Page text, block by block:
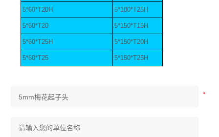
5*60*T20H 5*100*T25H
5*60*T20 5*150*T15H
5*60*T25H 5*150*T20H
5*60*T25 5*150*T25H